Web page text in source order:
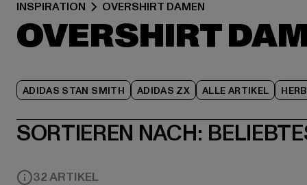
INSPIRATION OVERSHIRT DAMEN
OVERSHIRT
ADIDAS STAN SMITH ADIDAS ZX ALLE ARTIKEL
SORTIEREN NACH:
32 ARTIKEL